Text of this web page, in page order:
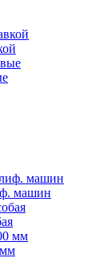
машин